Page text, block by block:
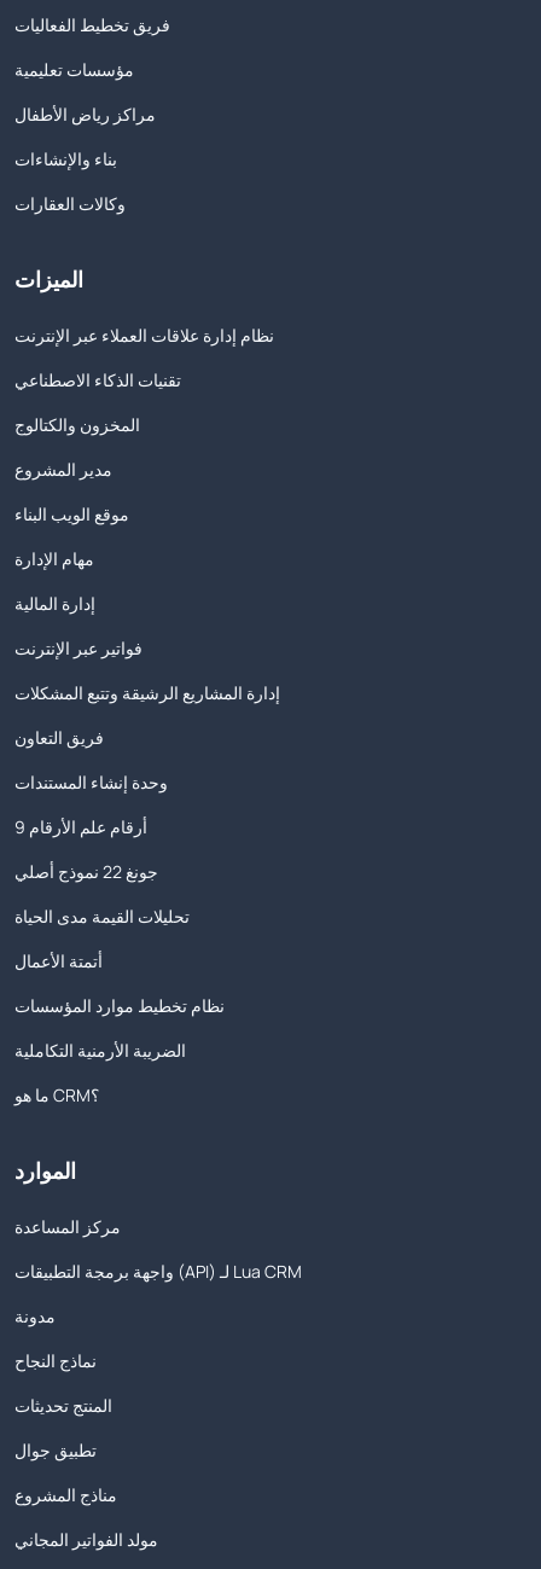
فريق تخطيط الفعاليات
مؤسسات تعليمية
مراكز رياض الأطفال
بناء والإنشاءات
وكالات العقارات
الميزات
نظام إدارة علاقات العملاء عبر الإنترنت
تقنيات الذكاء الاصطناعي
المخزون والكتالوج
مدير المشروع
موقع الويب البناء
مهام الإدارة
إدارة المالية
فواتير عبر الإنترنت
إدارة المشاريع الرشيقة وتتبع المشكلات
فريق التعاون
وحدة إنشاء المستندات
9 أرقام علم الأرقام
جونغ 22 نموذج أصلي
تحليلات القيمة مدى الحياة
أتمتة الأعمال
نظام تخطيط موارد المؤسسات
الضريبة الأرمنية التكاملية
ما هو CRM؟
الموارد
مركز المساعدة
واجهة برمجة التطبيقات (API) لـ Lua CRM
مدونة
نماذج النجاح
المنتج تحديثات
تطبيق جوال
مناذج المشروع
مولد الفواتير المجاني